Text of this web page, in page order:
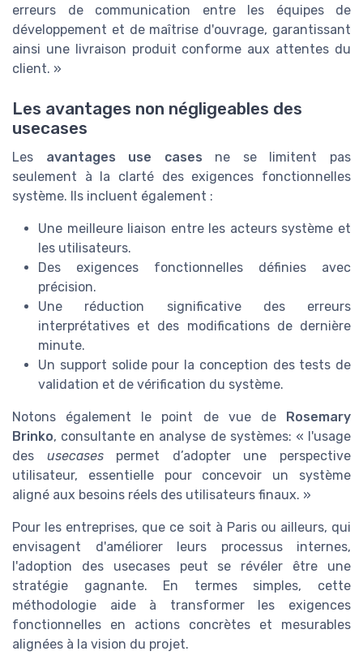
erreurs de communication entre les équipes de
développement et de maîtrise d'ouvrage, garantissant
ainsi une livraison produit conforme aux attentes du
client. »
Les avantages non négligeables des
usecases
Les avantages use cases ne se limitent pas
seulement à la clarté des exigences fonctionnelles
système. Ils incluent également :
Une meilleure liaison entre les acteurs système et
les utilisateurs.
Des exigences fonctionnelles définies avec
précision.
Une réduction significative des erreurs
interprétatives et des modifications de dernière
minute.
Un support solide pour la conception des tests de
validation et de vérification du système.
Notons également le point de vue de Rosemary
Brinko, consultante en analyse de systèmes: « l'usage
des usecasespermet d’adopter une perspective
utilisateur, essentielle pour concevoir un système
aligné aux besoins réels des utilisateurs finaux. »
Pour les entreprises, que ce soit à Paris ou ailleurs, qui
envisagent d'améliorer leurs processus internes,
l'adoption des usecases peut se révéler être une
stratégie gagnante. En termes simples, cette
méthodologie aide à transformer les exigences
fonctionnelles en actions concrètes et mesurables
alignées à la vision du projet.